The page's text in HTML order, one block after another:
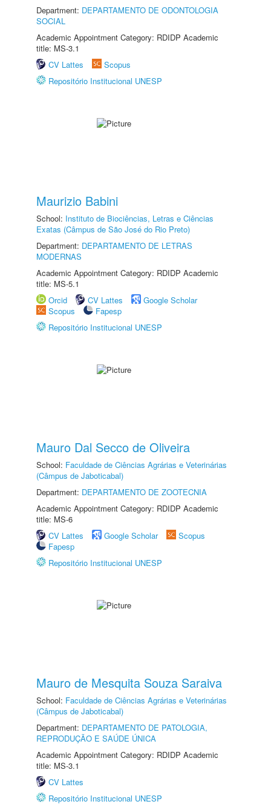
Department: DEPARTAMENTO DE ODONTOLOGIA
SOCIAL
Academic Appointment Category: RDIDP Academic
title: MS-3.1
CV Lattes
Scopus
Repositório Institucional UNESP
Maurizio Babini
School: Instituto de Biociências, Letras e Ciências
Exatas (Câmpus de São José do Rio Preto)
Department: DEPARTAMENTO DE LETRAS
MODERNAS
Academic Appointment Category: RDIDP Academic
title: MS-5.1
Orcid
CV Lattes
Google Scholar
Scopus
Fapesp
Repositório Institucional UNESP
Mauro Dal Secco de Oliveira
School: Faculdade de Ciências Agrárias e Veterinárias
(Câmpus de Jaboticabal)
Department: DEPARTAMENTO DE ZOOTECNIA
Academic Appointment Category: RDIDP Academic
title: MS-6
CV Lattes
Google Scholar
Scopus
Fapesp
Repositório Institucional UNESP
Mauro de Mesquita Souza Saraiva
School: Faculdade de Ciências Agrárias e Veterinárias
(Câmpus de Jaboticabal)
Department: DEPARTAMENTO DE PATOLOGIA,
REPRODUÇÃO E SAÚDE ÚNICA
Academic Appointment Category: RDIDP Academic
title: MS-3.1
CV Lattes
Repositório Institucional UNESP